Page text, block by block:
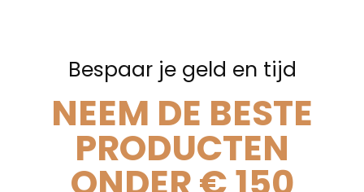
Bespaar je geld en tijd
NEEM DE BESTE
PRODUCTEN